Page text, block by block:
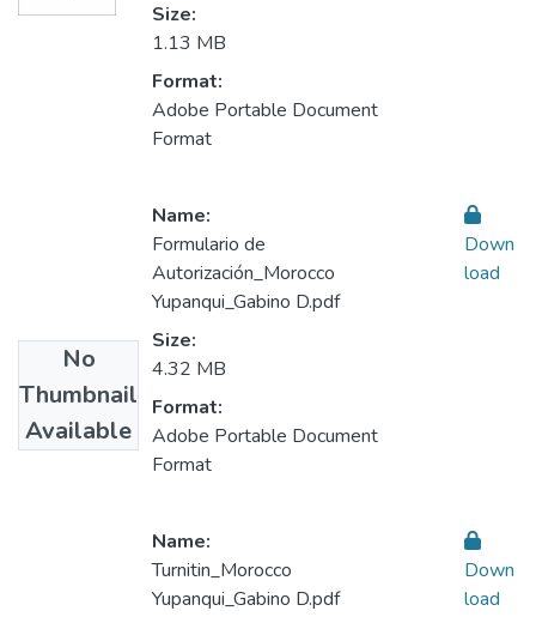
Size:
1.13 MB
Format:
Adobe Portable Document
Format
No
Thumbnail
Available
Name:
Formulario de
Autorización_Morocco
Yupanqui_Gabino D.pdf
Size:
4.32 MB
Format:
Adobe Portable Document
Format
Down
load
Name:
Turnitin_Morocco
Yupanqui_Gabino D.pdf
Down
load